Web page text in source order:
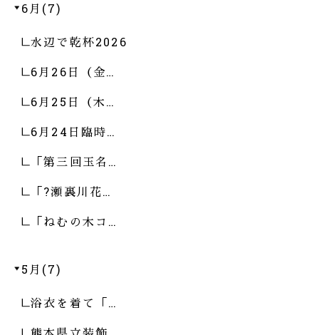
6月(7)
水辺で乾杯2026
6月26日（金…
6月25日（木…
6月24日臨時…
「第三回玉名…
「?瀬裏川花…
「ねむの木コ…
5月(7)
浴衣を着て「…